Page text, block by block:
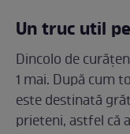
Un truc util
Dincolo de
1 mai. După cum
este destinată
prieteni, astfel că